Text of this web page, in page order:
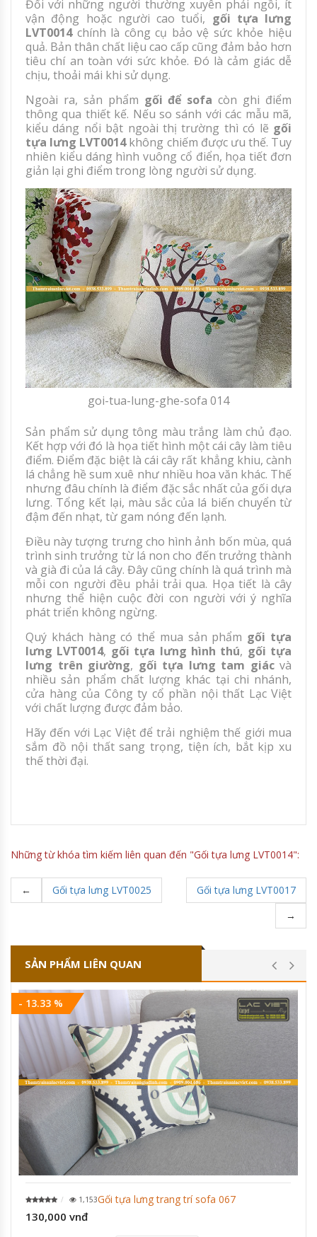
Đối với những người thường xuyên phải ngồi, ít
vận động hoặc người cao tuổi, gối tựa lưng
LVT0014 chính là công cụ bảo vệ sức khỏe hiệu
quả. Bản thân chất liệu cao cấp cũng đảm bảo hơn
tiêu chí an toàn với sức khỏe. Đó là cảm giác dễ
chịu, thoải mái khi sử dụng.
Ngoài ra, sản phẩm gối để sofa còn ghi điểm
thông qua thiết kế. Nếu so sánh với các mẫu mã,
kiểu dáng nổi bật ngoài thị trường thì có lẽ gối
tựa lưng LVT0014không chiếm được ưu thế. Tuy
nhiên kiểu dáng hình vuông cổ điển, họa tiết đơn
giản lại ghi điểm trong lòng người sử dụng.
goi-tua-lung-ghe-sofa 014
Sản phẩm sử dụng tông màu trắng làm chủ đạo.
Kết hợp với đó là họa tiết hình một cái cây làm tiêu
điểm. Điểm đặc biệt là cái cây rất khẳng khiu, cành
lá chẳng hề sum xuê như nhiều hoa văn khác. Thế
nhưng đâu chính là điểm đặc sắc nhất của gối dựa
lưng. Tổng kết lại, màu sắc của lá biến chuyển từ
đậm đến nhạt, từ gam nóng đến lạnh.
Điều này tượng trưng cho hình ảnh bốn mùa, quá
trình sinh trưởng từ lá non cho đến trưởng thành
và già đi của lá cây. Đây cũng chính là quá trình mà
mỗi con người đều phải trải qua. Họa tiết là cây
nhưng thể hiện cuộc đời con người với ý nghĩa
phát triển không ngừng.
Quý khách hàng có thể mua sản phẩm gối tựa
lưng LVT0014, gối tựa lưng hình thú, gối tựa
lưng trên giường, gối tựa lưng tam giácvà
nhiều sản phẩm chất lượng khác tại chi nhánh,
cửa hàng của Công ty cổ phần nội thất Lạc Việt
với chất lượng được đảm bảo.
Hãy đến với Lạc Việt để trải nghiệm thế giới mua
sắm đồ nội thất sang trọng, tiện ích, bắt kịp xu
thế thời đại.
Những từ khóa tìm kiếm liên quan đến "Gối tựa lưng LVT0014":
← Gối tựa lưng LVT0025
Gối tựa lưng LVT0017
→
SẢN PHẨM LIÊN QUAN
- 13.33 %
1,153Gối tựa lưng trang trí sofa 067
130,000 vnđ